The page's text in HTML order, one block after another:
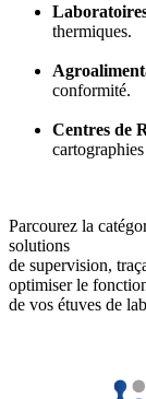
thermiques.
conformité.
Centres de
Parcourez la
solutions
de supervision,
optimiser le
de vos étuves de